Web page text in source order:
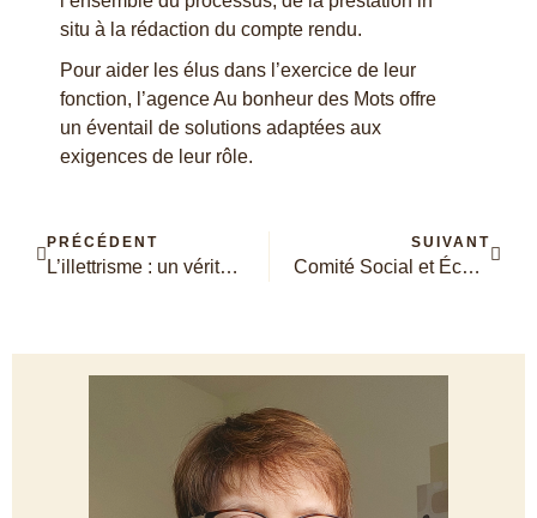
situ à la rédaction du compte rendu.
Pour aider les élus dans l’exercice de leur
fonction, l’agence Au bonheur des Mots offre
un éventail de solutions adaptées aux
exigences de leur rôle.
PRÉCÉDENT
L’illettrisme : un véritable handicap au quotidien
SUIVANT
Comité Social et Économique (CSE) : quels sont les moyens dévolus à la rédaction des PV de l’instance ?